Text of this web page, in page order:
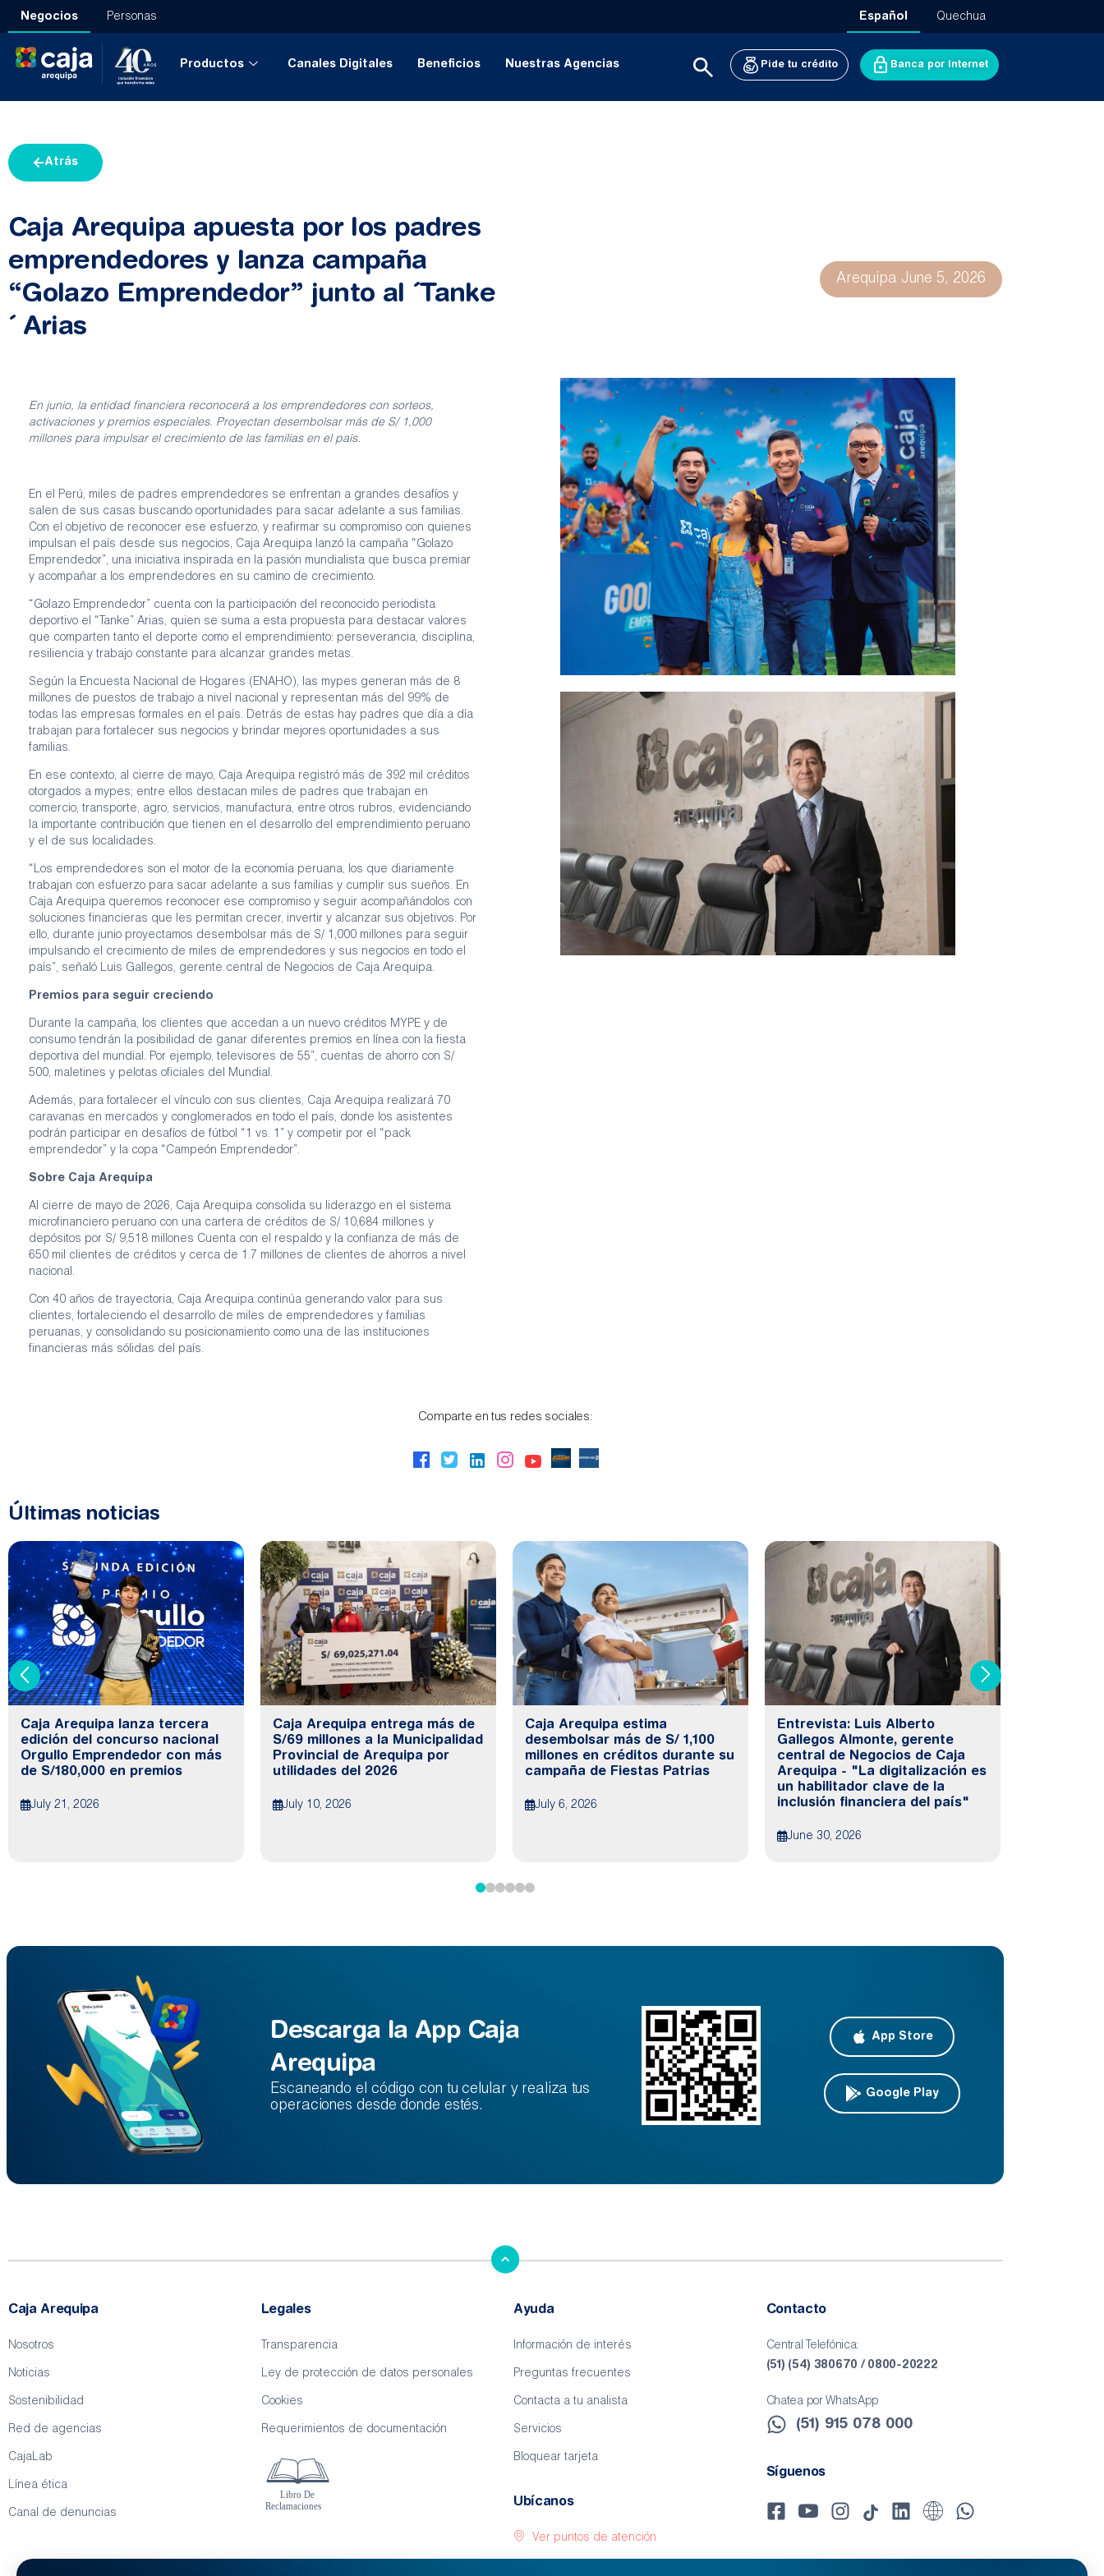
Negocios Personas Español Quechua
Productos Canales Digitales Beneficios Nuestras Agencias Pide tu crédito Banca por Internet
Atrás
Caja Arequipa apuesta por los padres
emprendedores y lanza campaña
“Golazo Emprendedor” junto al ´Tanke
´ Arias
Arequipa June 5, 2026
En junio, la entidad financiera reconocerá a los emprendedores con sorteos,
activaciones y premios especiales. Proyectan desembolsar más de S/ 1,000
millones para impulsar el crecimiento de las familias en el país.
En el Perú, miles de padres emprendedores se enfrentan a grandes desafíos y
salen de sus casas buscando oportunidades para sacar adelante a sus familias.
Con el objetivo de reconocer ese esfuerzo, y reafirmar su compromiso con quienes
impulsan el país desde sus negocios, Caja Arequipa lanzó la campaña “Golazo
Emprendedor”, una iniciativa inspirada en la pasión mundialista que busca premiar
y acompañar a los emprendedores en su camino de crecimiento.
“Golazo Emprendedor” cuenta con la participación del reconocido periodista
deportivo el “Tanke” Arias, quien se suma a esta propuesta para destacar valores
que comparten tanto el deporte como el emprendimiento: perseverancia, disciplina,
resiliencia y trabajo constante para alcanzar grandes metas.
Según la Encuesta Nacional de Hogares (ENAHO), las mypes generan más de 8
millones de puestos de trabajo a nivel nacional y representan más del 99% de
todas las empresas formales en el país. Detrás de estas hay padres que día a día
trabajan para fortalecer sus negocios y brindar mejores oportunidades a sus
familias.
En ese contexto, al cierre de mayo, Caja Arequipa registró más de 392 mil créditos
otorgados a mypes; entre ellos destacan miles de padres que trabajan en
comercio, transporte, agro, servicios, manufactura, entre otros rubros, evidenciando
la importante contribución que tienen en el desarrollo del emprendimiento peruano
y el de sus localidades.
“Los emprendedores son el motor de la economía peruana, los que diariamente
trabajan con esfuerzo para sacar adelante a sus familias y cumplir sus sueños. En
Caja Arequipa queremos reconocer ese compromiso y seguir acompañándolos con
soluciones financieras que les permitan crecer, invertir y alcanzar sus objetivos. Por
ello, durante junio proyectamos desembolsar más de S/ 1,000 millones para seguir
impulsando el crecimiento de miles de emprendedores y sus negocios en todo el
país”, señaló Luis Gallegos, gerente central de Negocios de Caja Arequipa.
Premios para seguir creciendo
Durante la campaña, los clientes que accedan a un nuevo créditos MYPE y de
consumo tendrán la posibilidad de ganar diferentes premios en línea con la fiesta
deportiva del mundial. Por ejemplo, televisores de 55”, cuentas de ahorro con S/
500, maletines y pelotas oficiales del Mundial.
Además, para fortalecer el vínculo con sus clientes, Caja Arequipa realizará 70
caravanas en mercados y conglomerados en todo el país, donde los asistentes
podrán participar en desafíos de fútbol “1 vs. 1” y competir por el “pack
emprendedor” y la copa “Campeón Emprendedor”.
Sobre Caja Arequipa
Al cierre de mayo de 2026, Caja Arequipa consolida su liderazgo en el sistema
microfinanciero peruano con una cartera de créditos de S/ 10,684 millones y
depósitos por S/ 9,518 millones Cuenta con el respaldo y la confianza de más de
650 mil clientes de créditos y cerca de 1.7 millones de clientes de ahorros a nivel
nacional.
Con 40 años de trayectoria, Caja Arequipa continúa generando valor para sus
clientes, fortaleciendo el desarrollo de miles de emprendedores y familias
peruanas, y consolidando su posicionamiento como una de las instituciones
financieras más sólidas del país.
Comparte en tus redes sociales:
Últimas noticias
Caja Arequipa lanza tercera
edición del concurso nacional
Orgullo Emprendedor con más
de S/180,000 en premios
July 21, 2026
Caja Arequipa entrega más de
S/69 millones a la Municipalidad
Provincial de Arequipa por
utilidades del 2026
July 10, 2026
Caja Arequipa estima
desembolsar más de S/ 1,100
millones en créditos durante su
campaña de Fiestas Patrias
July 6, 2026
Entrevista: Luis Alberto
Gallegos Almonte, gerente
central de Negocios de Caja
Arequipa - "La digitalización es
un habilitador clave de la
inclusión financiera del país"
June 30, 2026
Descarga la App Caja
Arequipa
Escaneando el código con tu celular y realiza tus
operaciones desde donde estés.
App Store
Google Play
Caja Arequipa
Nosotros
Noticias
Sostenibilidad
Red de agencias
CajaLab
Línea ética
Canal de denuncias
Legales
Transparencia
Ley de protección de datos personales
Cookies
Requerimientos de documentación
Ayuda
Información de interés
Preguntas frecuentes
Contacta a tu analista
Servicios
Bloquear tarjeta
Ubícanos
Ver puntos de atención
Contacto
Central Telefónica:
(51) (54) 380670 / 0800-20222
Chatea por WhatsApp
(51) 915 078 000​
Síguenos